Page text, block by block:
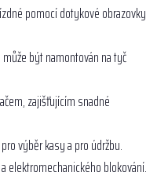
pomocí dotykové obrazovky
být namontován na tyč
zajišťujícím snadné
výběr kasy a pro údržbu.
elektromechanického blokování.